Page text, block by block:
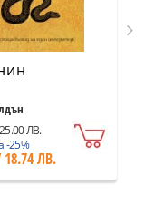
ЛВ.
-25%
18.74 ЛВ.